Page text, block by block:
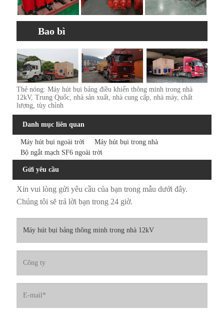
Bao bì
Thẻ nóng: Máy hút bụi bảng điều khiển thông minh trong nhà
12kV, Trung Quốc, nhà sản xuất, nhà cung cấp, nhà máy, chất
lượng, tùy chỉnh
Danh mục liên quan
Máy hút bụi ngoài trời
Máy hút bụi trong nhà
Bộ ngắt mạch SF6 ngoài trời
Gửi yêu cầu
Xin vui lòng gửi yêu cầu của bạn trong mẫu dưới đây.
Chúng tôi sẽ trả lời bạn trong 24 giờ.